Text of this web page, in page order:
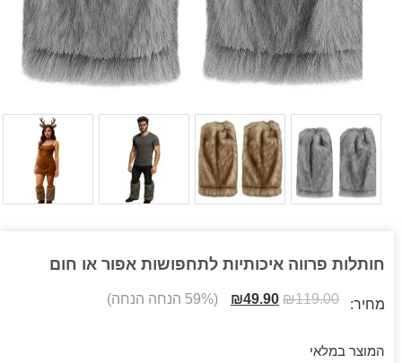
חותלות פרווה איכותיות לתחפושות אפור או חום
מחיר: ₪119.00
₪49.90 (59% הנחה הנחה)
המוצר במלאי